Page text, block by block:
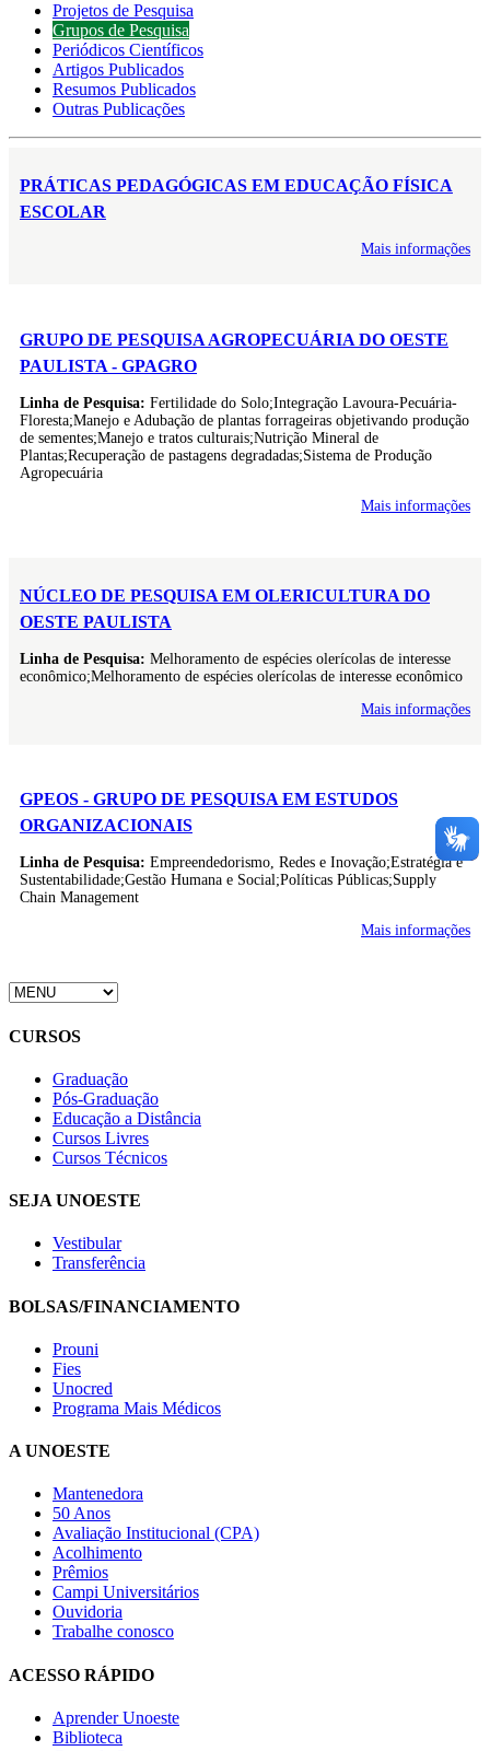
Projetos de Pesquisa
Grupos de Pesquisa
Periódicos Científicos
Artigos Publicados
Resumos Publicados
Outras Publicações
PRÁTICAS PEDAGÓGICAS EM EDUCAÇÃO FÍSICA
ESCOLAR
Mais informações
GRUPO DE PESQUISA AGROPECUÁRIA DO OESTE
PAULISTA - GPAGRO
Linha de Pesquisa: Fertilidade do Solo;Integração Lavoura-Pecuária-
Floresta;Manejo e Adubação de plantas forrageiras objetivando produção
de sementes;Manejo e tratos culturais;Nutrição Mineral de
Plantas;Recuperação de pastagens degradadas;Sistema de Produção
Agropecuária
Mais informações
NÚCLEO DE PESQUISA EM OLERICULTURA DO
OESTE PAULISTA
Linha de Pesquisa: Melhoramento de espécies olerícolas de interesse
econômico;Melhoramento de espécies olerícolas de interesse econômico
Mais informações
GPEOS - GRUPO DE PESQUISA EM ESTUDOS
ORGANIZACIONAIS
Linha de Pesquisa: Empreendedorismo, Redes e Inovação;Estratégia e
Sustentabilidade;Gestão Humana e Social;Políticas Públicas;Supply
Chain Management
Mais informações
CURSOS
Graduação
Pós-Graduação
Educação a Distância
Cursos Livres
Cursos Técnicos
SEJA UNOESTE
Vestibular
Transferência
BOLSAS/FINANCIAMENTO
Prouni
Fies
Unocred
Programa Mais Médicos
A UNOESTE
Mantenedora
50 Anos
Avaliação Institucional (CPA)
Acolhimento
Prêmios
Campi Universitários
Ouvidoria
Trabalhe conosco
ACESSO RÁPIDO
Aprender Unoeste
Biblioteca